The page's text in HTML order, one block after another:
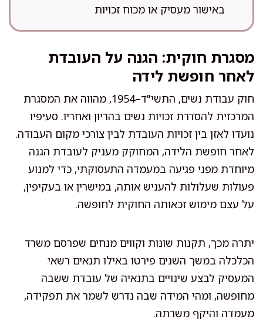
באישור מעסיק או מכוח זכויות
מסגרת חוקית: הגנה על העובדת
לאחר חופשת לידה
חוק עבודת נשים, התשי"ד–1954, מהווה את המסגרת
המרכזית להסדרת זכויות נשים בהריון ואחריו. סעיפיו
נועדו לאזן בין זכויות העובדת לבין צורכי מקום העבודה.
לאחר חופשת הלידה, המחוקק מעניק לעובדת הגנה
מיוחדת מפני פגיעה במעמדה התעסוקתי, כדי למנוע
פעולות שעלולות להעניש אותה, במישרין או בעקיפין,
על עצם מימוש זכאותה החוקית לחופשה.
יתרה מכך, תקנות שונות וקווים מנחים שפרסם משרד
הכלכלה במשך השנים פירטו באילו תנאים רשאי
המעסיק לבצע שינויים בתנאיה של עובדת ששבה
מחופשה, ומהי המידה שבה נדרש לשמר את תפקידה,
מעמדה והיקף משרתה.